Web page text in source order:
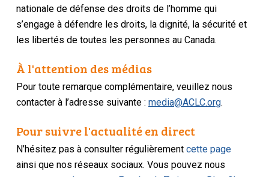
nationale de défense des droits de l’homme qui
s’engage à défendre les droits, la dignité, la sécurité et
les libertés de toutes les personnes au Canada.
À l'attention des médias
Pour toute remarque complémentaire, veuillez nous
contacter à l’adresse suivante :media@ACLC.org.
Pour suivre l'actualité en direct
N’hésitez pas à consulter régulièrementcette page
ainsi que nos réseaux sociaux. Vous pouvez nous